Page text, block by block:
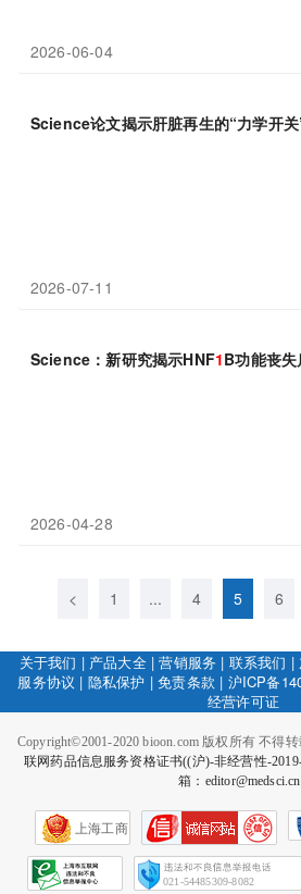
2026-06-04
Science论文揭示肝脏再生的“力学开
2026-07-11
Science：新研究揭示HNF1B功能丧
2026-04-28
< 1 ... 4 5 6
关于我们 | 产品大全|营销服务 | 联系我们 |
服务协议 | 隐私保护 |免责条款 | 沪ICP备
经营许可证
Copyright©2001-2020 bioon.com 版权所有 不得
联网药品信息服务资格证书((沪)-非经营性-
箱：
上海工商
021-54485309-8082